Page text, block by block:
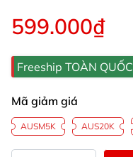
599.000₫
Freeship TOÀN QUỐC
Mã giảm giá
AUSM5K AUS20K